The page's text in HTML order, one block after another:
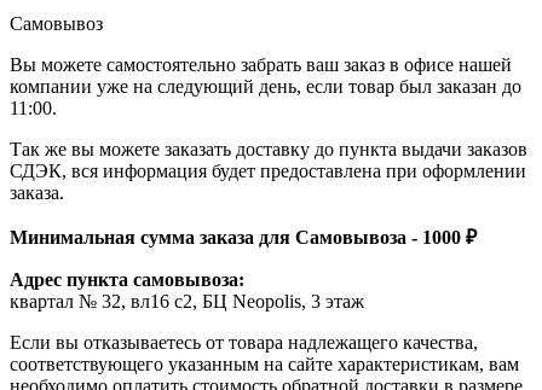
Самовывоз
Вы можете самостоятельно забрать ваш заказ в офисе нашей
компании уже на следующий день, если товар был заказан до
11:00.
Так же вы можете заказать доставку до пункта выдачи заказов
СДЭК, вся информация будет предоставлена при оформлении
заказа.
Минимальная сумма заказа для Самовывоза - 1000 ₽
Адрес пункта самовывоза:
квартал № 32, вл16 с2, БЦ Neopolis, 3 этаж
Если вы отказываетесь от товара надлежащего качества,
соответствующего указанным на сайте характеристикам, вам